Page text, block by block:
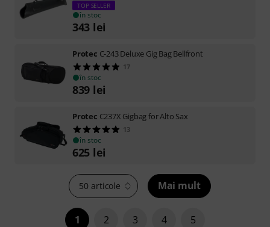
TOP SELLER
în stoc
343 lei
Protec C-243 Deluxe Gig Bag Bellfront
17
în stoc
839 lei
Protec C237X Gigbag for Alto Sax
13
în stoc
625 lei
50 articole Mai mult
1 2 3 4 5